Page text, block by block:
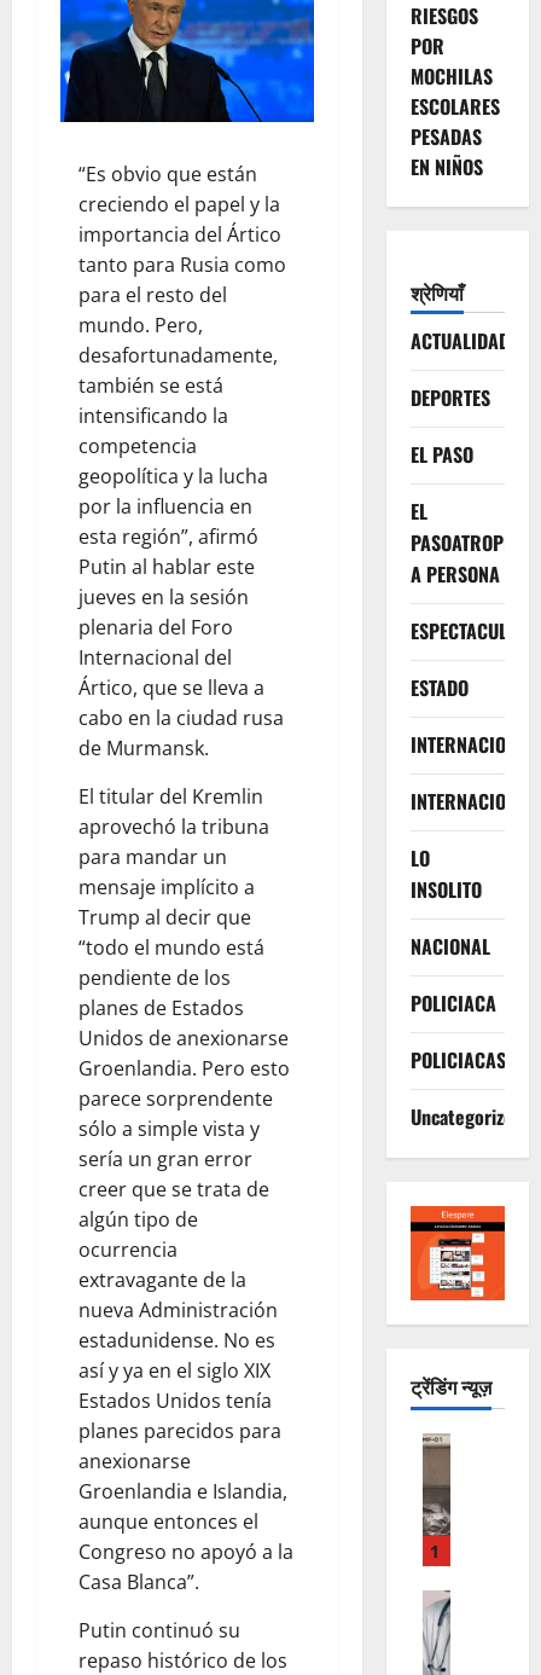
“Es obvio que están
creciendo el papel y la
importancia del Ártico
tanto para Rusia como
para el resto del
mundo. Pero,
desafortunadamente,
también se está
intensificando la
competencia
geopolítica y la lucha
por la influencia en
esta región”, afirmó
Putin al hablar este
jueves en la sesión
plenaria del Foro
Internacional del
Ártico, que se lleva a
cabo en la ciudad rusa
de Murmansk.
El titular del Kremlin
aprovechó la tribuna
para mandar un
mensaje implícito a
Trump al decir que
“todo el mundo está
pendiente de los
planes de Estados
Unidos de anexionarse
Groenlandia. Pero esto
parece sorprendente
sólo a simple vista y
sería un gran error
creer que se trata de
algún tipo de
ocurrencia
extravagante de la
nueva Administración
estadunidense. No es
así y ya en el siglo XIX
Estados Unidos tenía
planes parecidos para
anexionarse
Groenlandia e Islandia,
aunque entonces el
Congreso no apoyó a la
Casa Blanca”.
Putin continuó su
repaso histórico de los
RIESGOS
POR
MOCHILAS
ESCOLARES
PESADAS
EN NIÑOS
श्रेणियाँ
ACTUALIDAD
DEPORTES
EL PASO
EL
A PERSONA
ESPECTACULOS
ESTADO
INTERNACIONA
INTERNACIONAL
LO
INSOLITO
NACIONAL
POLICIACA
POLICIACAS
Uncategorized
ट्रेंडिंग न्यूज़
1